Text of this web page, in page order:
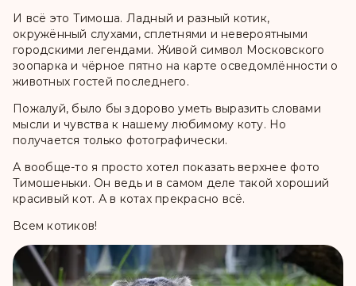
И всё это Тимоша. Ладный и разный котик,
окружённый слухами, сплетнями и невероятными
городскими легендами. Живой символ Московского
зоопарка и чёрное пятно на карте осведомлённости о
животных гостей последнего.
Пожалуй, было бы здорово уметь выразить словами
мысли и чувства к нашему любимому коту. Но
получается только фотографически.
А вообще-то я просто хотел показать верхнее фото
Тимошеньки. Он ведь и в самом деле такой хороший
красивый кот. А в котах прекрасно всё.
Всем котиков!